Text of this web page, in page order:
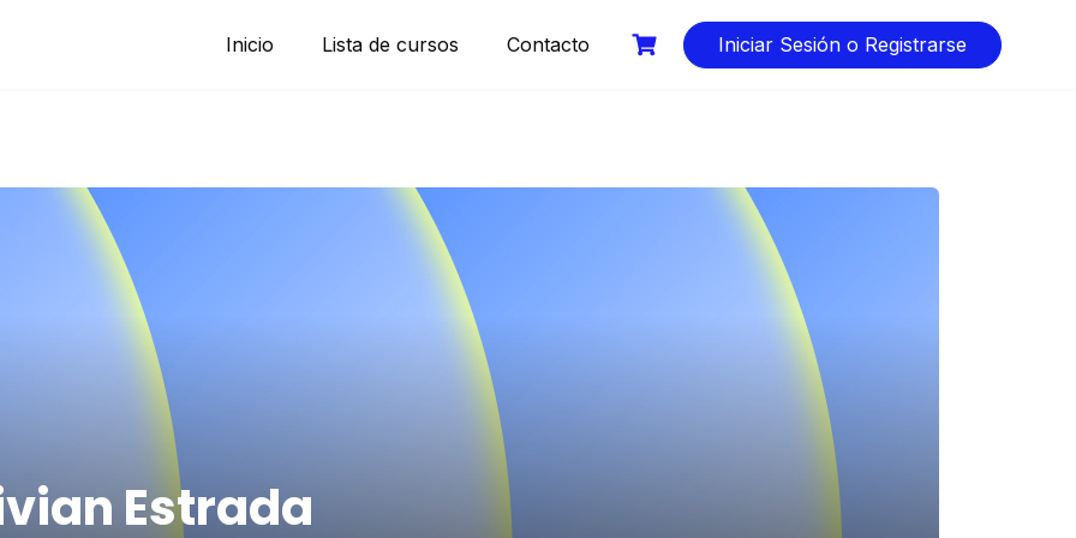
Inicio Lista de cursos Contacto Iniciar Sesión o Registrarse
Estrada